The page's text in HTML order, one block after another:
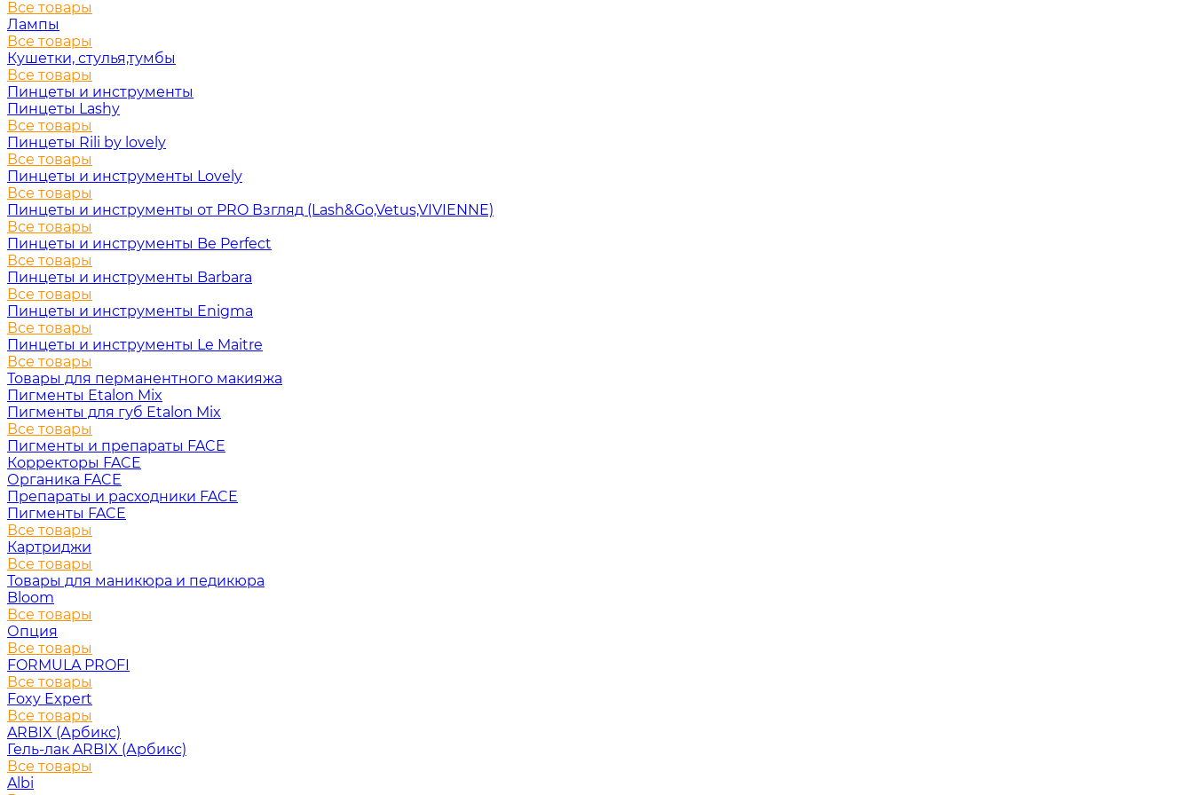
Все товары
Лампы
Все товары
Кушетки, стулья,тумбы
Все товары
Пинцеты и инструменты
Пинцеты Lashy
Все товары
Пинцеты Rili by lovely
Все товары
Пинцеты и инструменты Lovely
Все товары
Пинцеты и инструменты от PRO Взгляд (Lash&Go,Vetus,VIVIENNE)
Все товары
Пинцеты и инструменты Be Perfect
Все товары
Пинцеты и инструменты Barbara
Все товары
Пинцеты и инструменты Enigma
Все товары
Пинцеты и инструменты Le Maitre
Все товары
Товары для перманентного макияжа
Пигменты Etalon Mix
Пигменты для губ Etalon Mix
Все товары
Пигменты и препараты FACE
Корректоры FACE
Органика FACE
Препараты и расходники FACE
Пигменты FACE
Все товары
Картриджи
Все товары
Товары для маникюра и педикюра
Bloom
Все товары
Опция
Все товары
FORMULA PROFI
Все товары
Foxy Expert
Все товары
ARBIX (Арбикс)
Гель-лак ARBIX (Арбикс)
Все товары
Albi